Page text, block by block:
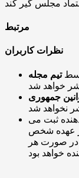
مرتبط
نظرات کاربران
تیم مجله
جمهوری
ثبت می
عهده شخص
در صورت هر